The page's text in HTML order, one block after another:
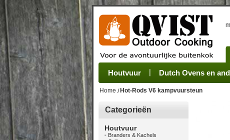
Houtvuur Dutch Ovens en
Grillplaat & ijzers Pannen
Oogsten Verwerken
Sets Stoves Camping
Home Hot-Rods V6 kampvuursteun
Categorieën
Houtvuur
Branders & Kachels